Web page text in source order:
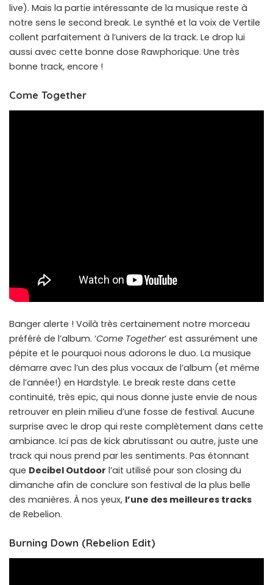
live). Mais la partie intéressante de la musique reste à
notre sens le second break. Le synthé et la voix de Vertile
collent parfaitement à l’univers de la track. Le drop lui
aussi avec cette bonne dose Rawphorique. Une très
bonne track, encore !
Come Together
Banger alerte ! Voilà très certainement notre morceau
préféré de l’album. ‘Come Together‘ est assurément une
pépite et le pourquoi nous adorons le duo. La musique
démarre avec l’un des plus vocaux de l’album (et même
de l’année!) en Hardstyle. Le break reste dans cette
continuité, très epic, qui nous donne juste envie de nous
retrouver en plein milieu d’une fosse de festival. Aucune
surprise avec le drop qui reste complètement dans cette
ambiance. Ici pas de kick abrutissant ou autre, juste une
track qui nous prend par les sentiments. Pas étonnant
que Decibel Outdoor l’ait utilisé pour son closing du
dimanche afin de conclure son festival de la plus belle
des manières. À nos yeux, l’une des meilleures tracks
de Rebelion.
Burning Down (Rebelion Edit)